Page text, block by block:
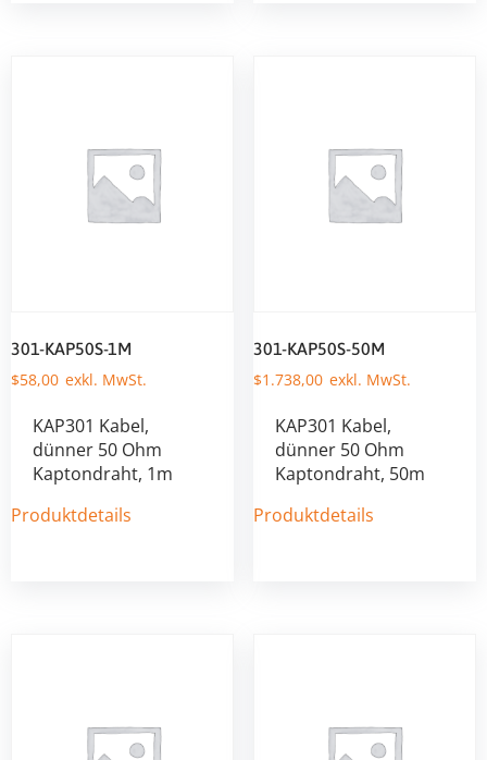
301-KAP50S-1M
$58,00
KAP301 Kabel,
dünner 50 Ohm
Kaptondraht, 1m
Produktdetails
301-KAP50S-50M
$1.738,00
KAP301 Kabel,
dünner 50 Ohm
Kaptondraht, 50m
Produktdetails